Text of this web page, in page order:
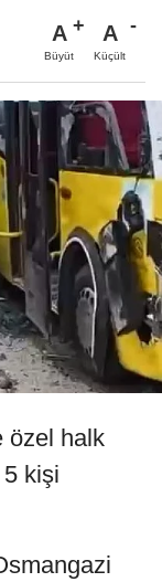
A
Büyüt
A
Küçült
özel halk
5 kişi